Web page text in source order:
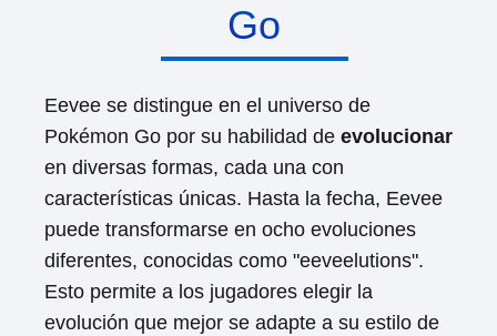
Go
Eevee se distingue en el universo de
Pokémon Go por su habilidad de evolucionar
en diversas formas, cada una con
características únicas. Hasta la fecha, Eevee
puede transformarse en ocho evoluciones
diferentes, conocidas como "eeveelutions".
Esto permite a los jugadores elegir la
evolución que mejor se adapte a su estilo de